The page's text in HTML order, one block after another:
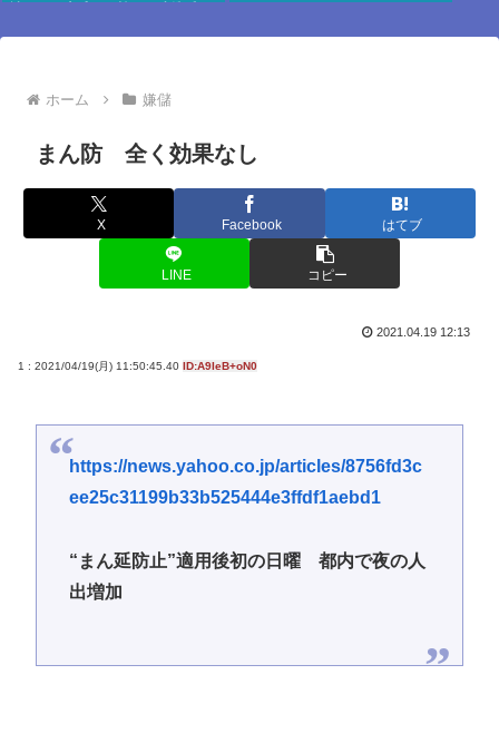
ホーム 嫌儲
まん防 全く効果なし
X Facebook はてブ
LINE コピー
2021.04.19 12:13
1 : 2021/04/19(月) 11:50:45.40 ID:A9IeB+oN0
https://news.yahoo.co.jp/articles/8756fd3c
ee25c31199b33b525444e3ffdf1aebd1
“まん延防止”適用後初の日曜 都内で夜の人
出増加